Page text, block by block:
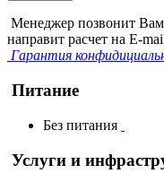
Менеджер позвонит Вам
направит расчет на E-
Гарантия
Питание
Без питания
Услуги и